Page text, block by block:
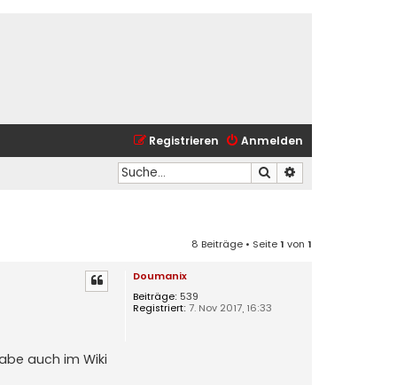
Anmelden
Registrieren
Suche
8 Beiträge • Seite1 von 1
Doumanix
Beiträge: 539
Registriert: 7. Nov 2017, 16:33
auch im Wiki